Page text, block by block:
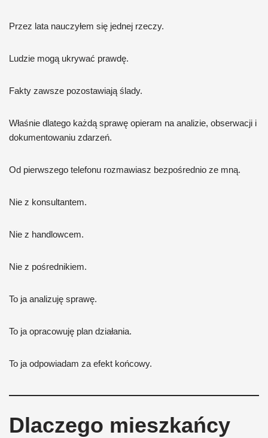
Przez lata nauczyłem się jednej rzeczy.
Ludzie mogą ukrywać prawdę.
Fakty zawsze pozostawiają ślady.
Właśnie dlatego każdą sprawę opieram na analizie, obserwacji i
dokumentowaniu zdarzeń.
Od pierwszego telefonu rozmawiasz bezpośrednio ze mną.
Nie z konsultantem.
Nie z handlowcem.
Nie z pośrednikiem.
To ja analizuję sprawę.
To ja opracowuję plan działania.
To ja odpowiadam za efekt końcowy.
Dlaczego mieszkańcy